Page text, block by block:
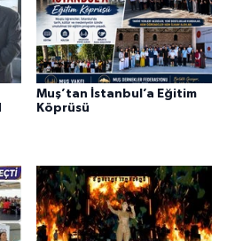
Muş’tan İstanbul’a Eğitim
Köprüsü